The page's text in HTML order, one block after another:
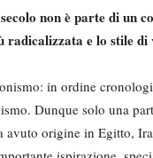
non è parte di un
radicalizzata e lo stile
in ordine
Dunque solo una
avuto origine in Egitto,